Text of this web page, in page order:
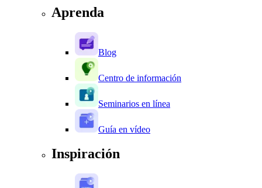
Aprenda
Blog
Centro de información
Seminarios en línea
Guía en vídeo
Inspiración